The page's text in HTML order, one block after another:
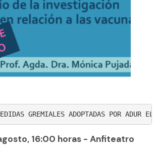
GREMIALES ADOPTADAS POR ADUR
16:00 horas - Anfiteatro